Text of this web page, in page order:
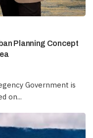
Planning Concept
Government is
on...